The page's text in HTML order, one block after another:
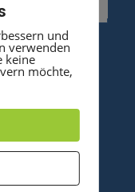
und
verwenden
keine
möchte,